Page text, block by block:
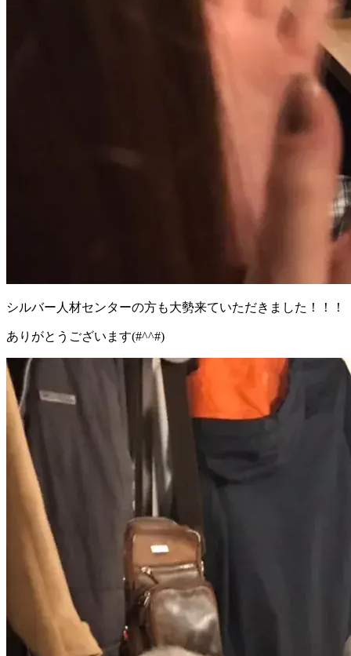
シルバー人材センターの方も大勢来ていただきました！！！
ありがとうございます(#^^#)